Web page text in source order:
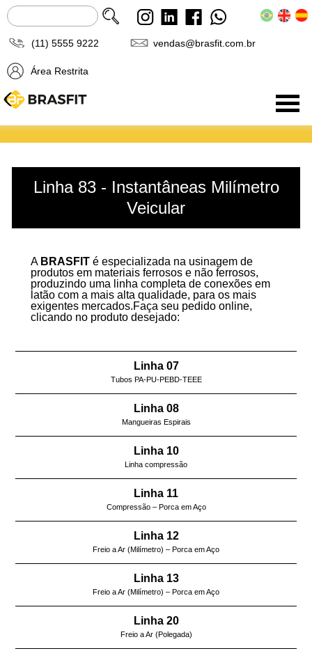
(11) 5555 9222 vendas@brasfit.com.br
Área Restrita
Linha 07
Tubos PA-PU-PEBD-TEEE
Linha 08
Mangueiras Espirais
Linha 10
Linha compressão
Linha 11
Compressão – Porca em Aço
Linha 12
Freio a Ar (Milímetro) – Porca em Aço
Linha 13
Freio a Ar (Milímetro) – Porca em Aço
Linha 20
Freio a Ar (Polegada)
Linha 83 - Instantâneas Milímetro
Veicular
A BRASFIT é especializada na usinagem de
produtos em materiais ferrosos e não ferrosos,
produzindo uma linha completa de conexões em
latão com a mais alta qualidade, para os mais
exigentes mercados.Faça seu pedido online,
clicando no produto desejado: